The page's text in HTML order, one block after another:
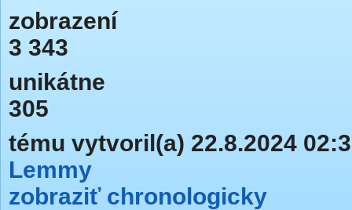
zobrazení
3 343
unikátne
305
tému vytvoril(a) 22.8.2024
Lemmy
zobraziť chronologicky